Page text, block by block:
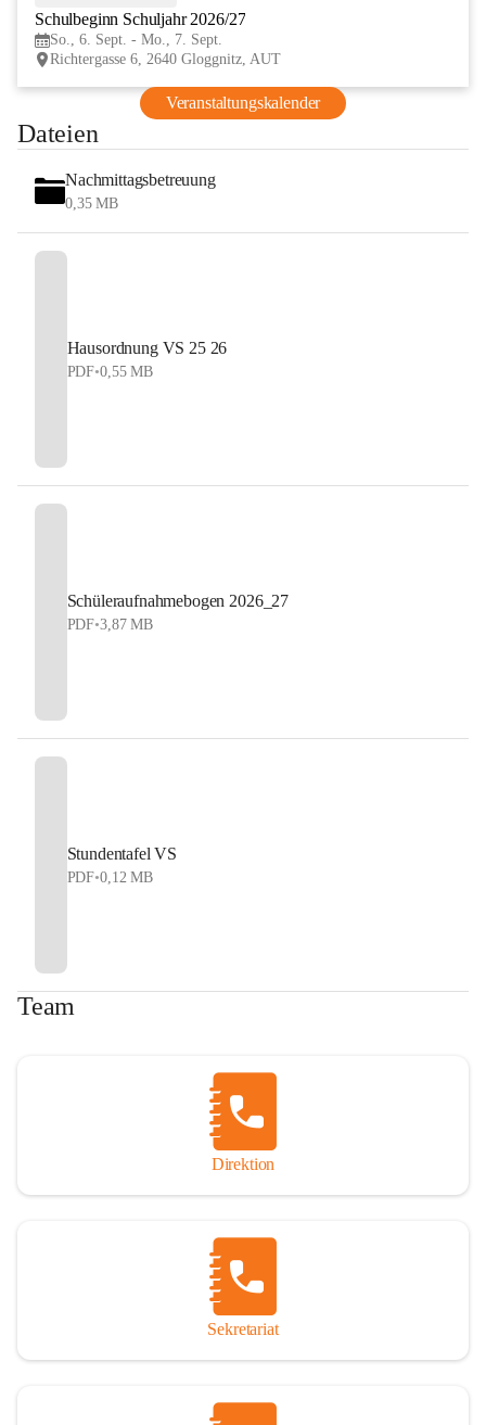
Schulbeginn Schuljahr 2026/27
So., 6. Sept. - Mo., 7. Sept.
Richtergasse 6, 2640 Gloggnitz, AUT
Veranstaltungskalender
Dateien
Nachmittagsbetreuung
0,35 MB
Hausordnung VS 25 26
PDF•0,55 MB
Schüleraufnahmebogen 2026_27
PDF•3,87 MB
Stundentafel VS
PDF•0,12 MB
Team
Direktion
Sekretariat